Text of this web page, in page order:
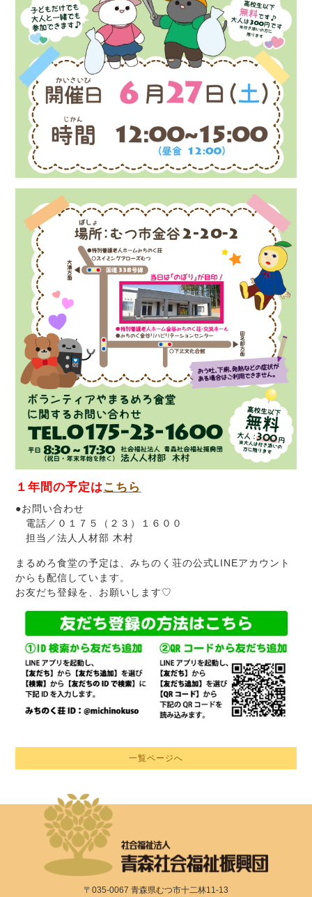
１年間の予定は こちら
●お問い合わせ
電話／０１７５（２３）１６００
担当／法人人材部 木村
まるめろ食堂の予定は、みちのく荘の公式LINEアカウント
からも配信しています。
お友だち登録を、お願いします♡
一覧ページへ
〒035-0067 青森県むつ市十二林11-13